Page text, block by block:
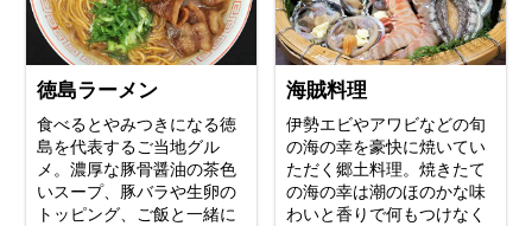
徳島ラーメン
食べるとやみつきになる徳
島を代表するご当地グル
メ。濃厚な豚骨醤油の茶色
いスープ、豚バラや生卵の
トッピング、ご飯と一緒に
海賊料理
伊勢エビやアワビなどの旬
の海の幸を豪快に焼いてい
ただく郷土料理。焼きたて
の海の幸は潮のほのかな味
わいと香りで何もつけなく